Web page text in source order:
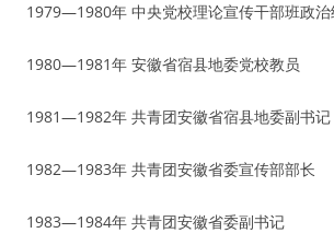
1979—1980年 中央党校理论宣传干部班政治
1980—1981年 安徽省宿县地委党校教员
1981—1982年 共青团安徽省宿县地委副书记
1982—1983年 共青团安徽省委宣传部部长
1983—1984年 共青团安徽省委副书记